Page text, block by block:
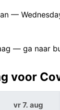
—
— ga naar
voor
vr 7. aug